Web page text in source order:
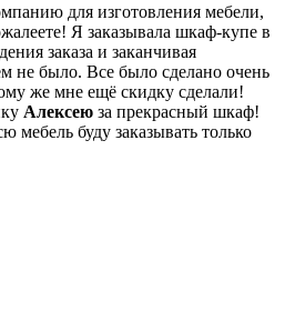
для изготовления мебели,
Я заказывала шкаф-купе в
заказа и заканчивая
не было. Все было сделано очень
же мне ещё скидку сделали!
Алексею за прекрасный шкаф!
мебель буду заказывать только